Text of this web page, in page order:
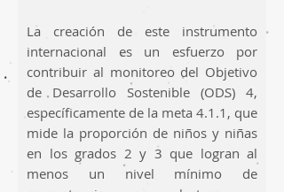
La creación de este instrumento
internacional es un esfuerzo por
contribuir al monitoreo del Objetivo
de Desarrollo Sostenible (ODS) 4,
específicamente de la meta 4.1.1, que
mide la proporción de niños y niñas
en los grados 2 y 3 que logran al
menos un nivel mínimo de